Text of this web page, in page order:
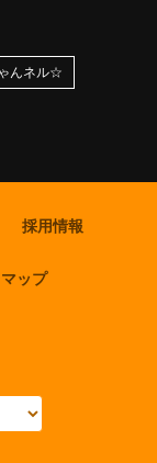
んネル☆
採用情報
ップ